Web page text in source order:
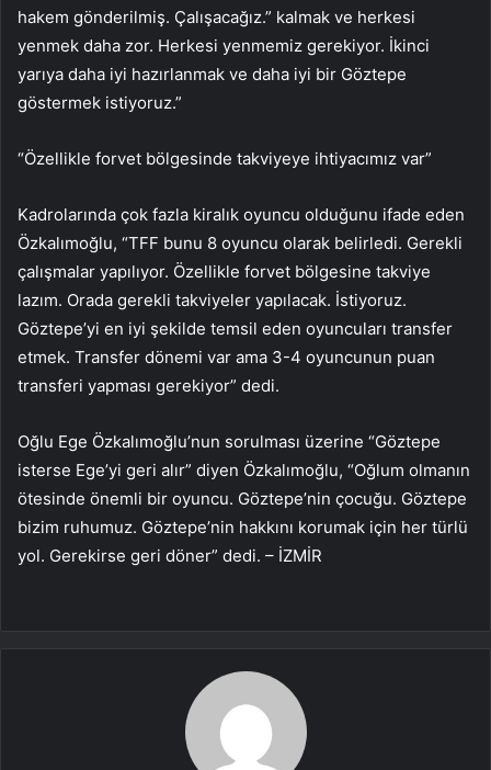
hakem gönderilmiş. Çalışacağız.” kalmak ve herkesi
yenmek daha zor. Herkesi yenmemiz gerekiyor. İkinci
yarıya daha iyi hazırlanmak ve daha iyi bir Göztepe
göstermek istiyoruz.”
“Özellikle forvet bölgesinde takviyeye ihtiyacımız var”
Kadrolarında çok fazla kiralık oyuncu olduğunu ifade eden
Özkalımoğlu, “TFF bunu 8 oyuncu olarak belirledi. Gerekli
çalışmalar yapılıyor. Özellikle forvet bölgesine takviye
lazım. Orada gerekli takviyeler yapılacak. İstiyoruz.
Göztepe’yi en iyi şekilde temsil eden oyuncuları transfer
etmek. Transfer dönemi var ama 3-4 oyuncunun puan
transferi yapması gerekiyor” dedi.
Oğlu Ege Özkalımoğlu’nun sorulması üzerine “Göztepe
isterse Ege’yi geri alır” diyen Özkalımoğlu, “Oğlum olmanın
ötesinde önemli bir oyuncu. Göztepe’nin çocuğu. Göztepe
bizim ruhumuz. Göztepe’nin hakkını korumak için her türlü
yol. Gerekirse geri döner” dedi. – İZMİR